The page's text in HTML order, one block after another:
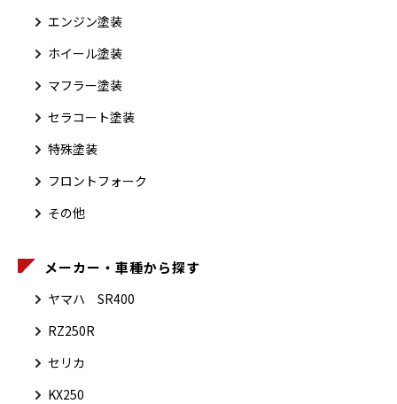
エンジン塗装
ホイール塗装
マフラー塗装
セラコート塗装
特殊塗装
フロントフォーク
その他
メーカー・車種から探す
ヤマハ SR400
RZ250R
セリカ
KX250